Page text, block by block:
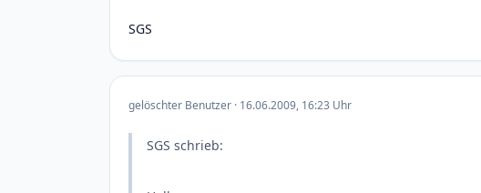
SGS
gelöschter Benutzer · 16.06.2009, 16:23 Uhr
SGS schrieb: